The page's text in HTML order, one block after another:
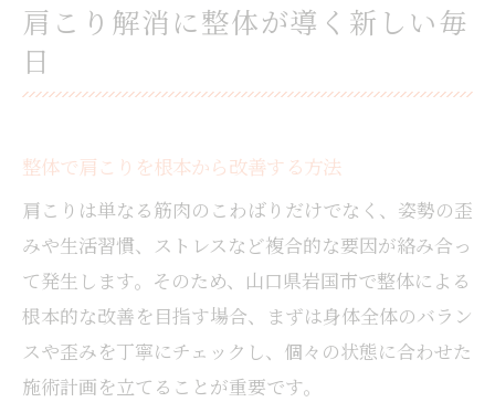
整体のやさしい施術が肩こりに効く理由
整体で心身ともにリラックスする工夫
女性目線で選ぶ安心の整体体験
プライバシー重視の整体サロン選び方
整体で叶えるリラックスできる空間体験
女性施術者在籍の整体が人気の背景
肩こり解消に整体が導く新しい毎
日
整体で肩こりを根本から改善する方法
肩こりは単なる筋肉のこわばりだけでなく、姿勢の歪
みや生活習慣、ストレスなど複合的な要因が絡み合っ
て発生します。そのため、山口県岩国市で整体による
根本的な改善を目指す場合、まずは身体全体のバラン
スや歪みを丁寧にチェックし、個々の状態に合わせた
施術計画を立てることが重要です。